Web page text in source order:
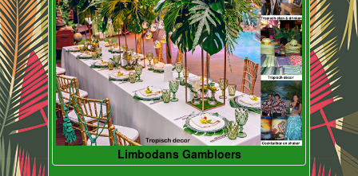
Limbodans Gambloers